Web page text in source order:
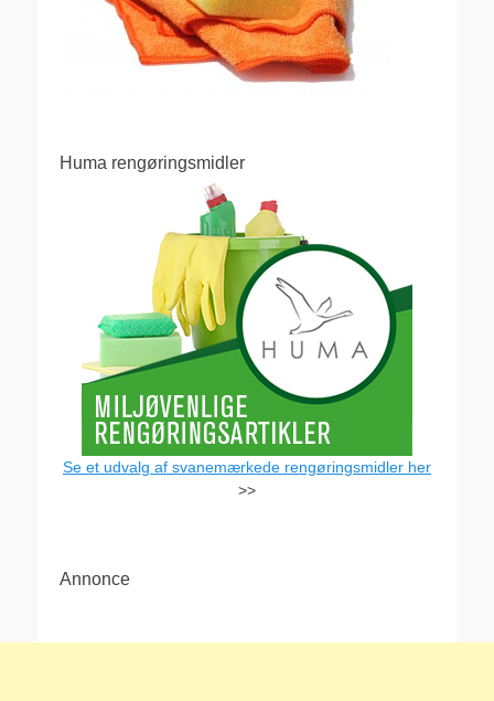
Huma rengøringsmidler
Se et udvalg af svanemærkede rengøringsmidler her
>>
Annonce